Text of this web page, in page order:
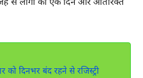
से लोगों को एक दिन और अतिरिक्त
को दिनभर बंद रहने से रजिस्ट्री